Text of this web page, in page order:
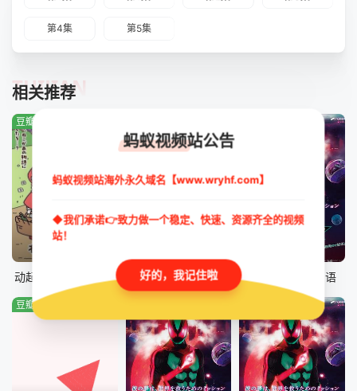
第4集 第5集
相关推荐
TUIJIAN
豆瓣:1.0分
动起来！从前有只猫 数码兽 BEATBREAK 假面骑士ZZZ国语
豆瓣:2.0分
蚂蚁视频站公告
蚂蚁视频站海外永久域名【www.wryhf.com】
◆我们承诺👉致力做一个稳定、快速、资源齐全的视频
站！
好的，我记住啦